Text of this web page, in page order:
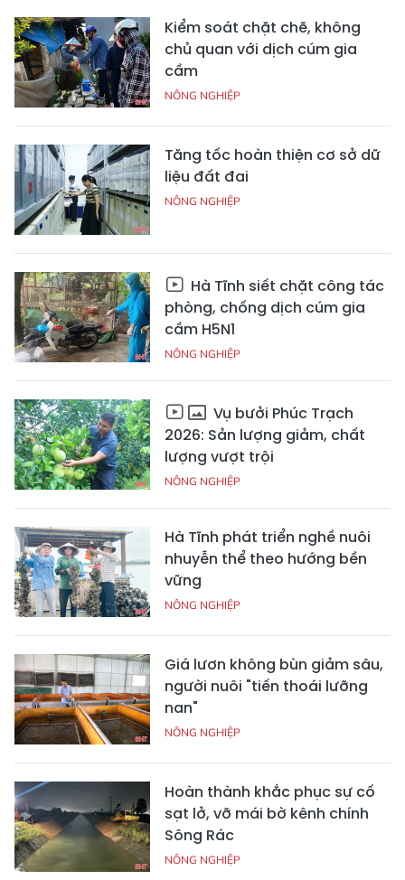
Kiểm soát chặt chẽ, không
chủ quan với dịch cúm gia
cầm
NÔNG NGHIỆP
Tăng tốc hoàn thiện cơ sở dữ
liệu đất đai
NÔNG NGHIỆP
Hà Tĩnh siết chặt công tác
phòng, chống dịch cúm gia
cầm H5N1
NÔNG NGHIỆP
Vụ bưởi Phúc Trạch
2026: Sản lượng giảm, chất
lượng vượt trội
NÔNG NGHIỆP
Hà Tĩnh phát triển nghề nuôi
nhuyễn thể theo hướng bền
vững
NÔNG NGHIỆP
Giá lươn không bùn giảm sâu,
người nuôi "tiến thoái lưỡng
nan"
NÔNG NGHIỆP
Hoàn thành khắc phục sự cố
sạt lở, vỡ mái bờ kênh chính
Sông Rác
NÔNG NGHIỆP